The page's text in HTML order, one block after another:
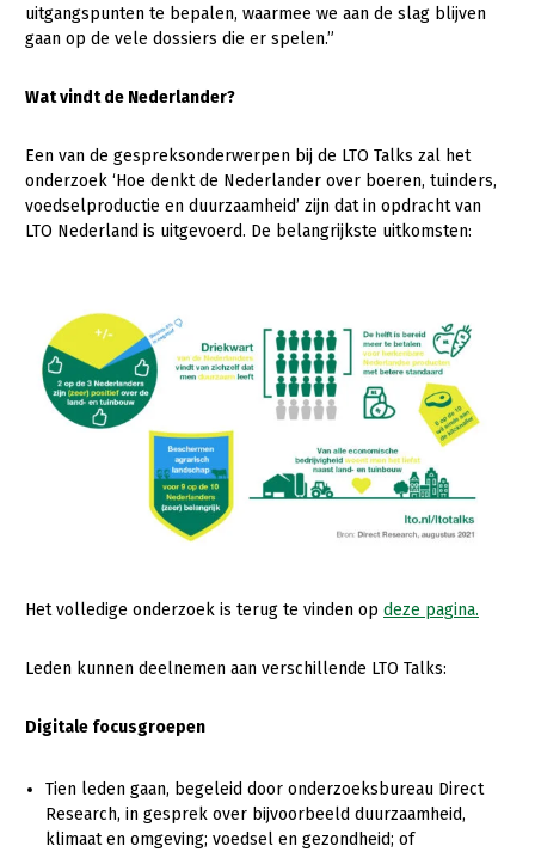
Schapenhouderij
Plant
Akkerbouw
Biologische Landbouw
Bomen, vaste planten en zomerbloemen
Fruitteelt
Glastuinbouw
Paddenstoelen
Vollegrondsgroente
Multifunctionele landbouw
Nieuws
Nieuwsabonnement
Webinars
uitgangspunten te bepalen, waarmee we aan de slag blijven
gaan op de vele dossiers die er spelen.”
Wat vindt de Nederlander?
Een van de gespreksonderwerpen bij de LTO Talks zal het
onderzoek ‘Hoe denkt de Nederlander over boeren, tuinders,
voedselproductie en duurzaamheid’ zijn dat in opdracht van
LTO Nederland is uitgevoerd. De belangrijkste uitkomsten:
Het volledige onderzoek is terug te vinden op deze pagina.
Leden kunnen deelnemen aan verschillende LTO Talks:
Digitale focusgroepen
Tien leden gaan, begeleid door onderzoeksbureau Direct
Research, in gesprek over bijvoorbeeld duurzaamheid,
klimaat en omgeving; voedsel en gezondheid; of